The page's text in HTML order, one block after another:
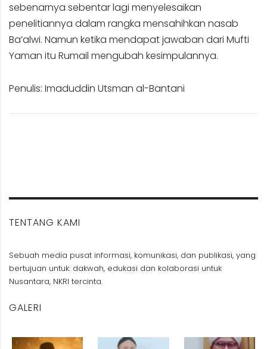
sebenarnya sebentar lagi menyelesaikan
penelitiannya dalam rangka mensahihkan nasab
Ba’alwi. Namun ketika mendapat jawaban dari Mufti
Yaman itu Rumail mengubah kesimpulannya.
Penulis: Imaduddin Utsman al-Bantani
TENTANG KAMI
Sebuah media pusat informasi, komunikasi, dan publikasi, yang
bertujuan untuk: dakwah, edukasi dan kolaborasi untuk
Nusantara, NKRI tercinta.
GALERI